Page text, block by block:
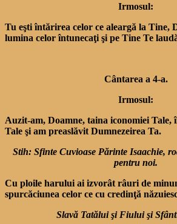
Irmosul:
Tu eşti întărirea celor ce aleargă la Tine,
lumina celor întunecaţi şi pe Tine Te
Cântarea a 4-a.
Irmosul:
Auzit-am, Doamne, taina iconomiei Tale,
Tale şi am preaslăvit Dumnezeirea Ta.
Stih: Sfinte Cuvioase Părinte Isaachie,
pentru noi.
Cu ploile harului ai izvorât râuri de
spurcăciunea celor ce cu credinţă
Slavă Tatălui şi Fiului şi